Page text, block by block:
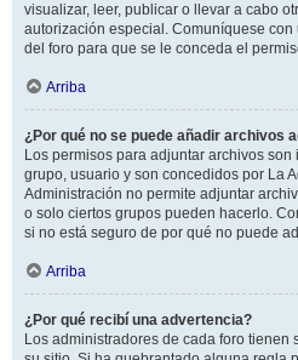
visualizar, leer, publicar o llevar a cabo
autorización especial. Comuníquese
del foro para que se le conceda el
Arriba
¿Por qué no se puede añadir archivos
Los permisos para adjuntar archivos
grupo, usuario y son concedidos por La
Administración no permite adjuntar
o solo ciertos grupos pueden hacerlo.
si no está seguro de por qué no puede
Arriba
¿Por qué recibí una advertencia?
Los administradores de cada foro